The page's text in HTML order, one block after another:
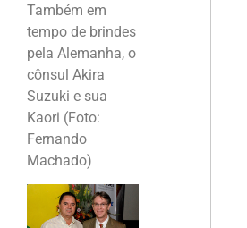
Também em
tempo de brindes
pela Alemanha, o
cônsul Akira
Suzuki e sua
Kaori (Foto:
Fernando
Machado)